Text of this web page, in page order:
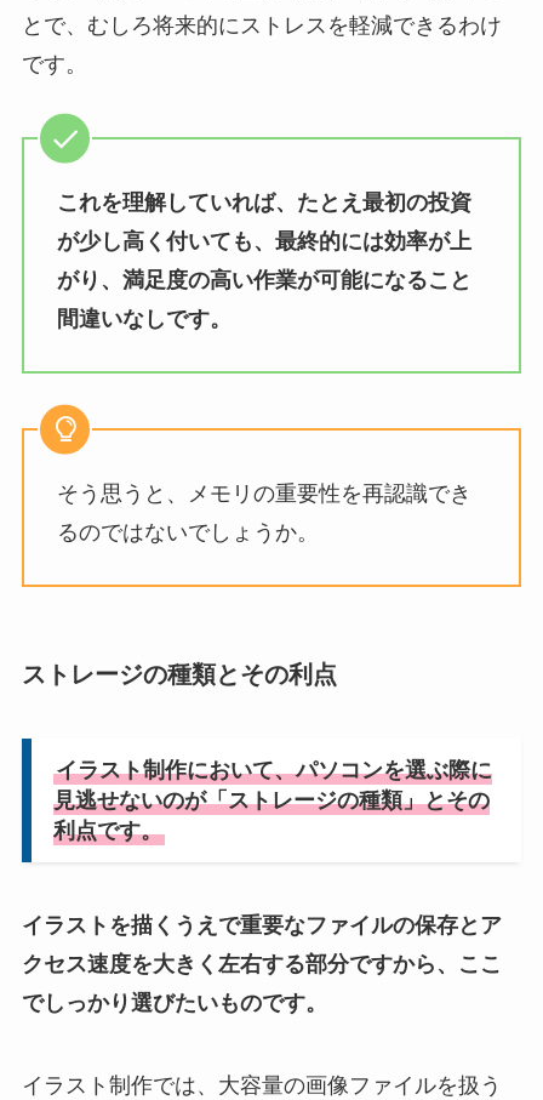
とで、むしろ将来的にストレスを軽減できるわけ
です。
これを理解していれば、たとえ最初の投資
が少し高く付いても、最終的には効率が上
がり、満足度の高い作業が可能になること
間違いなしです。
そう思うと、メモリの重要性を再認識でき
るのではないでしょうか。
ストレージの種類とその利点
イラスト制作において、パソコンを選ぶ際に
見逃せないのが「ストレージの種類」とその
利点です。
イラストを描くうえで重要なファイルの保存とア
クセス速度を大きく左右する部分ですから、ここ
でしっかり選びたいものです。
イラスト制作では、大容量の画像ファイルを扱う